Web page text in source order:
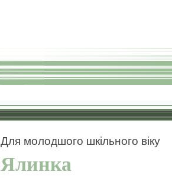
Для молодшого шкільного віку
Ялинка